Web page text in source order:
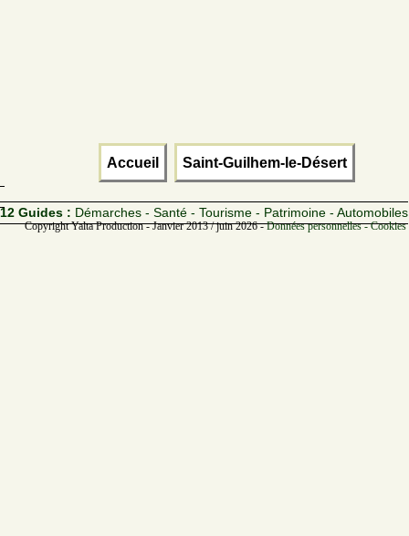
Accueil Saint-Guilhem-le-Désert
12 Guides : Démarches - Santé - Tourisme - Patrimoine - Automobiles
Copyright Yalta Production - Janvier 2013 / juin 2026 -Données personnelles -